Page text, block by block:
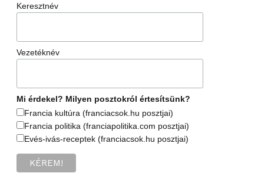
Keresztnév
Vezetéknév
Mi érdekel? Milyen posztokról értesítsünk?
Francia kultúra (franciacsok.hu posztjai)
Francia politika (franciapolitika.com posztjai)
Evés-ivás-receptek (franciacsok.hu posztjai)